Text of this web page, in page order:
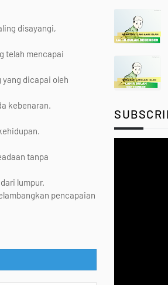
disayangi,
telah mencapai
dicapai oleh
kebenaran.
tanpa
lumpur.
pencapaian